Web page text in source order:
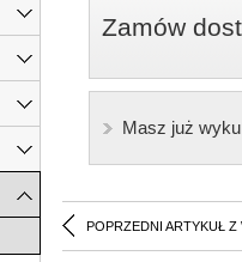
Zamów
Masz już
POPRZEDNI ARTYKUŁ Z